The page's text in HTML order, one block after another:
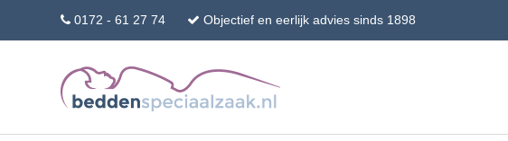
0172 - 61 27 74 Objectief en eerlijk advies sinds 1898